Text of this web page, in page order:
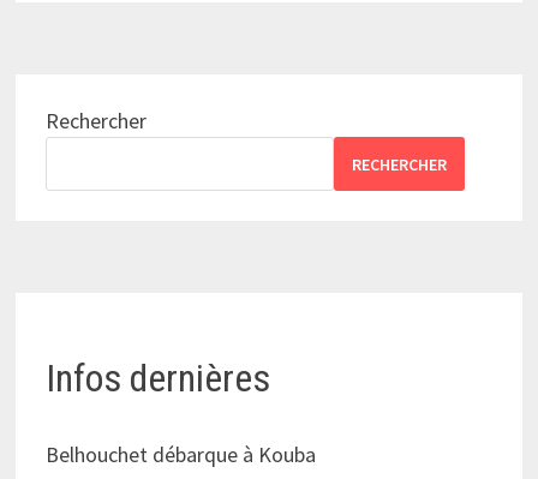
Rechercher
RECHERCHER
Infos dernières
Belhouchet débarque à Kouba